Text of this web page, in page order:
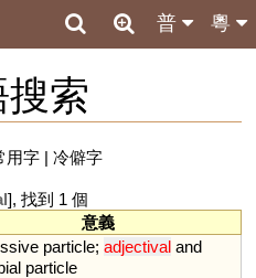
粵
普
索
用字| 冷僻字
], 找到 1 個
意義
particle; adjectival and
particle